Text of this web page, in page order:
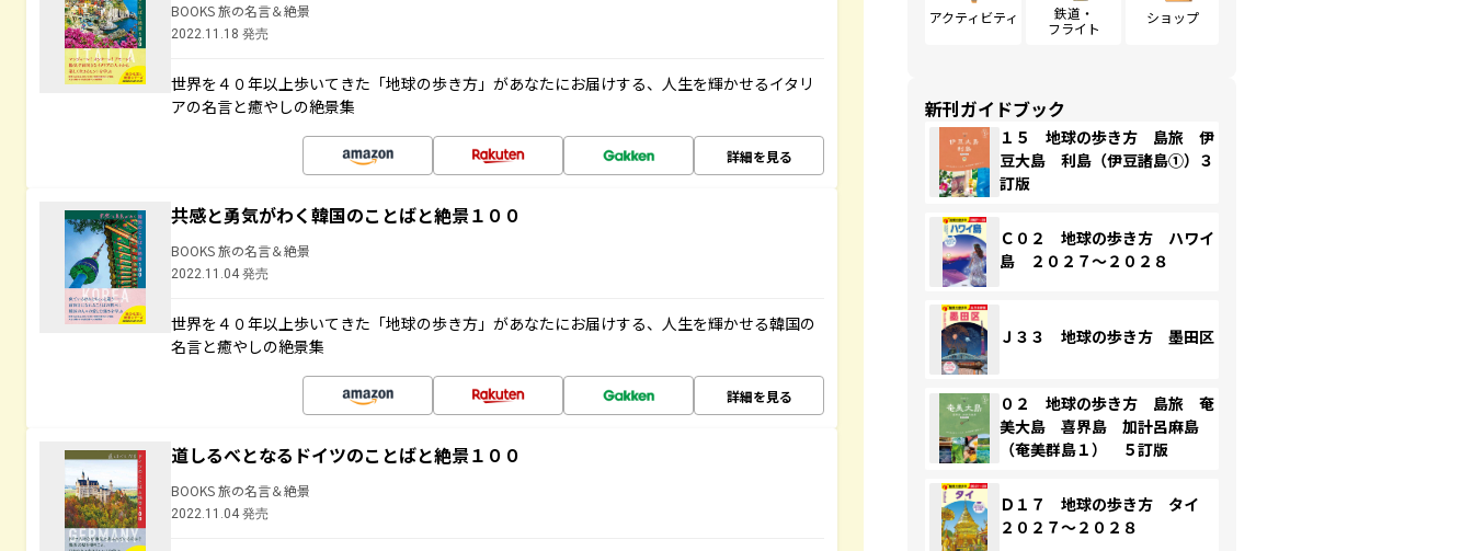
BOOKS 旅の名言＆絶景
2022.11.18 発売
世界を４０年以上歩いてきた「地球の歩き方」があなたにお届けする、人生を輝かせるイタリ
アの名言と癒やしの絶景集
詳細を見る
共感と勇気がわく韓国のことばと絶景１００
BOOKS 旅の名言＆絶景
2022.11.04 発売
世界を４０年以上歩いてきた「地球の歩き方」があなたにお届けする、人生を輝かせる韓国の
名言と癒やしの絶景集
詳細を見る
道しるべとなるドイツのことばと絶景１００
BOOKS 旅の名言＆絶景
2022.11.04 発売
アクティビティ
鉄道・
フライト
ショップ
新刊ガイドブック
１５ 地球の歩き方 島旅 伊
豆大島 利島（伊豆諸島①）３
訂版
Ｃ０２ 地球の歩き方 ハワイ
島 ２０２７～２０２８
Ｊ３３ 地球の歩き方 墨田区
０２ 地球の歩き方 島旅 奄
美大島 喜界島 加計呂麻島
（奄美群島１） ５訂版
Ｄ１７ 地球の歩き方 タイ
２０２７～２０２８